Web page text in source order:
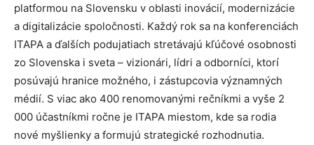
platformou na Slovensku v oblasti inovácií, modernizácie
a digitalizácie spoločnosti. Každý rok sa na konferenciách
ITAPA a ďalších podujatiach stretávajú kľúčové osobnosti
zo Slovenska i sveta – vizionári, lídri a odborníci, ktorí
posúvajú hranice možného, i zástupcovia významných
médií. S viac ako 400 renomovanými rečníkmi a vyše 2
000 účastníkmi ročne je ITAPA miestom, kde sa rodia
nové myšlienky a formujú strategické rozhodnutia.